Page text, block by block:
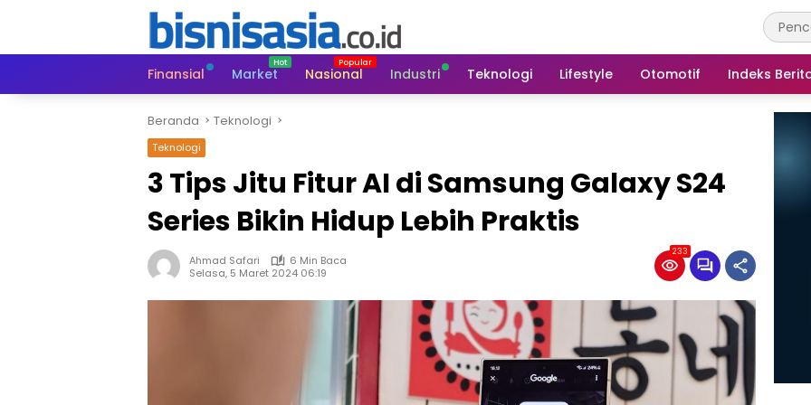
Finansial
Market Nasional Industri Teknologi Lifestyle Otomotif Indeks
Beranda Teknologi
Teknologi
3 Tips Jitu Fitur AI di Samsung Galaxy S24
Series Bikin Hidup Lebih Praktis
Ahmad Safari
6 Min Baca
Selasa, 5 Maret 2024 06:19
233